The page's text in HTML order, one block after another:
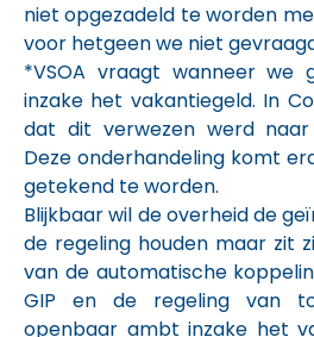
niet opgezadeld te worden
voor hetgeen we niet
*VSOA vraagt wanneer we
inzake het vakantiegeld. In
dat dit verwezen werd
Deze onderhandeling komt
getekend te worden.
Blijkbaar wil de overheid de
de regeling houden maar zit
van de automatische
GIP en de regeling van
openbaar ambt inzake het